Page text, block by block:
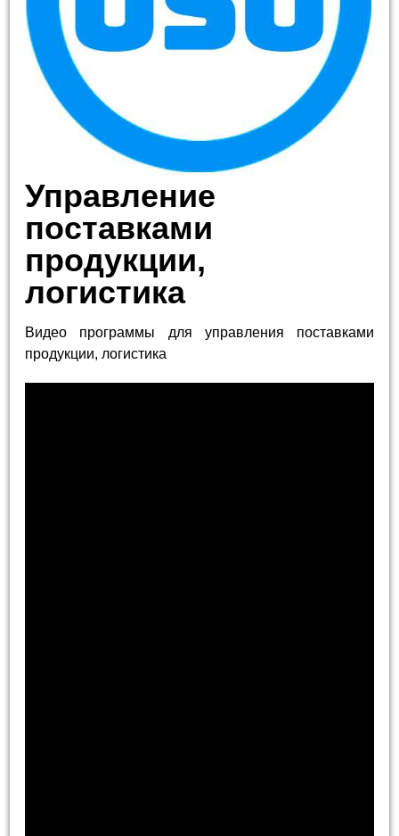
Управление
поставками
продукции,
логистика
Видео программы для управления поставками
продукции, логистика